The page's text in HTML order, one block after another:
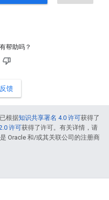
帮助吗？
馈
根据知识共享署名 4.0 许可获得了
许可获得了许可。有关详情，请
Oracle 和/或其关联公司的注册商